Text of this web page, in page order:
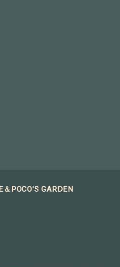
POCO'S GARDEN